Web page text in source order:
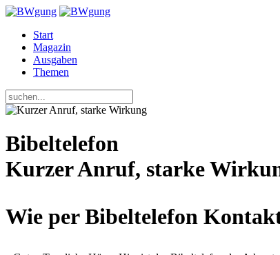
Start
Magazin
Ausgaben
Themen
Bibeltelefon
Kurzer Anruf, starke
Wie per Bibeltelefon